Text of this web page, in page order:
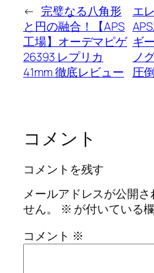
← 完璧なる八角形
と円の融合！【APS
工場】オーデマピゲ
26393 レプリカ
41mm 徹底レビュー
エ
ギ
ノ
圧
コメント
コメントを残す
メールアドレスが公開
せん。
※ が付いている
コメント ※